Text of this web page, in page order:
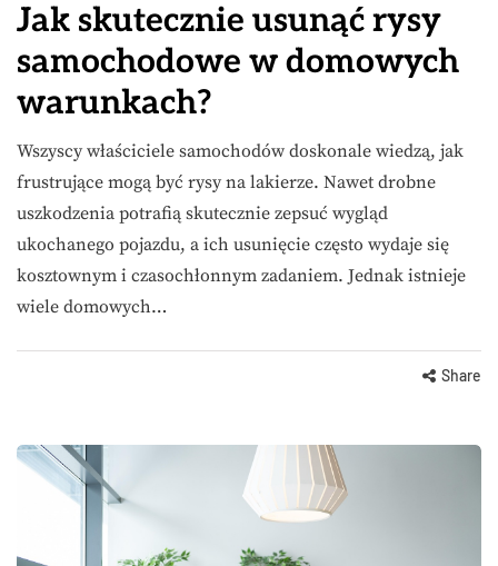
Jak skutecznie usunąć rysy
samochodowe w domowych
warunkach?
Wszyscy właściciele samochodów doskonale wiedzą, jak
frustrujące mogą być rysy na lakierze. Nawet drobne
uszkodzenia potrafią skutecznie zepsuć wygląd
ukochanego pojazdu, a ich usunięcie często wydaje się
kosztownym i czasochłonnym zadaniem. Jednak istnieje
wiele domowych…
Share